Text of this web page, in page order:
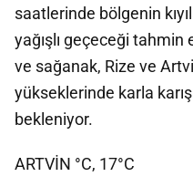
saatlerinde bölgenin
yağışlı geçeceği tahmin
ve sağanak, Rize ve
yükseklerinde karla
bekleniyor.
ARTVİN °C, 17°C